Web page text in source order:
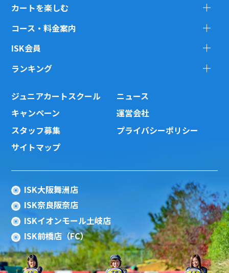
カートを楽しむ
コース・料金案内
ISK会員
ランキング
ジュニアカートスクール
ニュース
キャンペーン
運営会社
スタッフ募集
プライバシーポリシー
サイトマップ
ISK大阪舞洲店
ISK奈良阪奈店
ISKイオンモール土岐店
ISK前橋店（FC）